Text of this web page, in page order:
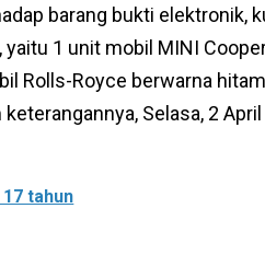
barang bukti elektronik,
1 unit mobil MINI
Rolls-Royce berwarna
Selasa, 2
tahun